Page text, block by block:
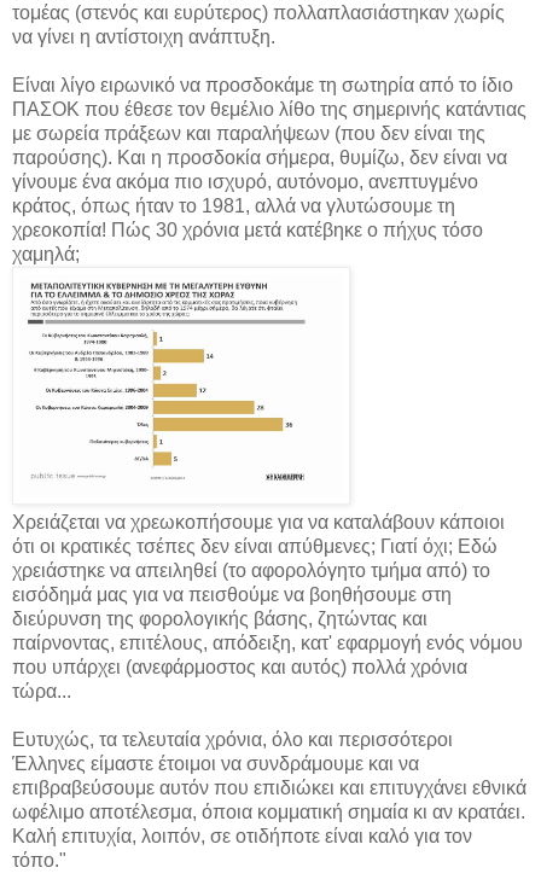
τομέας (στενός και ευρύτερος) πολλαπλασιάστηκαν χωρίς
να γίνει η αντίστοιχη ανάπτυξη.
Είναι λίγο ειρωνικό να προσδοκάμε τη σωτηρία από το ίδιο
ΠΑΣΟΚ που έθεσε τον θεμέλιο λίθο της σημερινής κατάντιας
με σωρεία πράξεων και παραλήψεων (που δεν είναι της
παρούσης). Και η προσδοκία σήμερα, θυμίζω, δεν είναι να
γίνουμε ένα ακόμα πιο ισχυρό, αυτόνομο, ανεπτυγμένο
κράτος, όπως ήταν το 1981, αλλά να γλυτώσουμε τη
χρεοκοπία! Πώς 30 χρόνια μετά κατέβηκε ο πήχυς τόσο
χαμηλά;
Χρειάζεται να χρεωκοπήσουμε για να καταλάβουν κάποιοι
ότι οι κρατικές τσέπες δεν είναι απύθμενες; Γιατί όχι; Εδώ
χρειάστηκε να απειληθεί (το αφορολόγητο τμήμα από) το
εισόδημά μας για να πεισθούμε να βοηθήσουμε στη
διεύρυνση της φορολογικής βάσης, ζητώντας και
παίρνοντας, επιτέλους, απόδειξη, κατ' εφαρμογή ενός νόμου
που υπάρχει (ανεφάρμοστος και αυτός) πολλά χρόνια
τώρα...
Ευτυχώς, τα τελευταία χρόνια, όλο και περισσότεροι
Έλληνες είμαστε έτοιμοι να συνδράμουμε και να
επιβραβεύσουμε αυτόν που επιδιώκει και επιτυγχάνει εθνικά
ωφέλιμο αποτέλεσμα, όποια κομματική σημαία κι αν κρατάει.
Καλή επιτυχία, λοιπόν, σε οτιδήποτε είναι καλό για τον
τόπο."